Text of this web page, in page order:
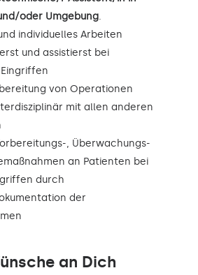
oder Umgebung.
individuelles Arbeiten
und assistierst bei
von Operationen
mit allen anderen
, Überwachungs-
an Patienten bei
durch
der
an Dich